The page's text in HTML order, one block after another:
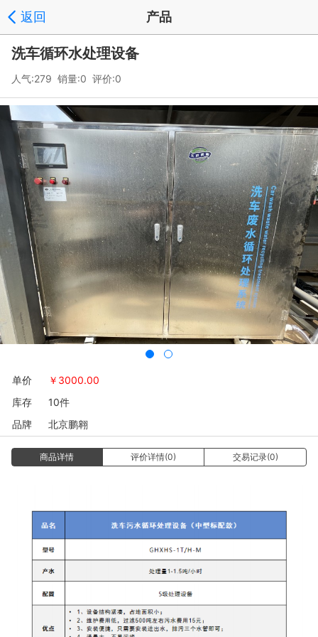
返回 产品
洗车循环水处理设备
人气:279 销量:0 评价:0
单价 ￥ 3000.00
库存
10件
品牌
北京鹏翱
商品详情 评价详情(0) 交易记录(0)